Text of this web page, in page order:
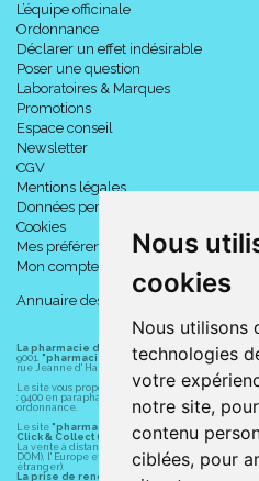
Nous
cookies
Nous utilisons
technologies
votre
notre site,
contenu
ciblées, pour
L’équipe officinale
Ordonnance
Déclarer un effet indésirable
Poser une question
Laboratoires & Marques
Promotions
Espace conseil
Newsletter
CGV
Mentions légales
Données personnelles
Cookies
Mes préférences Cookies
Mon compte
Annuaire des pharmacies
La pharmacie du centre à Albert (80300) est
9001. "pharmacie-du-centre-albert.fr "est le
rue Jeanne d' Harcourt, 80300 Albert.
Le site vous propose un large choix de plus de
: 9400 en parapharmacie, animaux, orthopédie,
ordonnance.
Le site "pharmacie-du-centre-albert.fr" vous
Click & Collect (retrait gratuit dans la
La vente à distance chez vous et/ou chez un
DOM), l' Europe et le monde entier (livraison
étranger).
La prise de rendez-vous.